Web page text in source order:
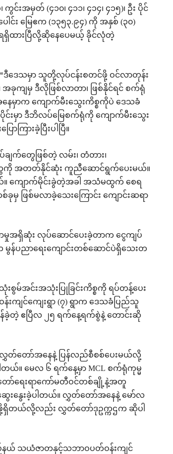
တ် (၄၁၀၊ ၄၁၁၊ ၄၁၄၊ ၄၁၅)၊ ဦး ပိုင်
ါင်း မြေဧက (၁၃၅၃.၉၄) ကို အနှစ် (၃၀)
ရှိထားပြီလို့ဆိုနေပေမယ့် ခိုင်လုံတဲ့
ဒီဒေသမှာ သူတို့လုပ်ငန်းစတင်ဖို့ ဝင်လာတုန်း
ကျမှ ဒီလိုဖြစ်လာတာ၊ ဖြစ်နိုင်ရင် စက်ရုံ
ေမှာက ကျောက်မီးသွေးကိစ္စကိုပဲ ဒေသခံ
မှာ ဒီဘိလပ်မြေစက်ရုံကို ကျောက်မီးသွေး
ားခဲ့ပြီးပါပြီ။
က်တွေဖြစ်တဲ့ လမ်း၊ တံတား၊
ကို အတတ်နိုင်ဆုံး ကူညီဆောင်ရွက်ပေးမယ်။
ကျောက်မိုင်းခွဲတဲ့အခါ အသံမထွက် စေရ
ဖြစ်မလာခဲ့သေးကြောင်း ကျောင်းဆရာ
မှုအရှိဆုံး လုပ်ဆောင်ပေးခဲ့တာက ငွေကျပ်
ပညာရေးကျောင်းတစ်ဆောင်ပဲရှိသေးတ
စွမ်အင်းအသုံးပြုခြင်းကိစ္စကို ရပ်တန့်ပေး
ကျင်ကျေးရွာ (၇) ရွာက ဒေသခံပြည်သူ
ခဲ့တဲ့ ဧပြီလ ၂၅ ရက်နေ့ရက်စွဲနဲ့ တောင်းဆို
တ်တော်အနေနဲ့ ပြန်လည်စီစစ်ပေးမယ်လို့
ယ်။ မေလ ၆ ရက်နေ့မှာ MCL စက်ရုံကုမ္မ
ာ်ရေးရာကော်မတီဝင်တစ်ချို့နဲ့အတူ
နွေးခဲ့ပါတယ်။ လွှတ်တော်အနေနဲ့ မော်လ
ဖို့ရှိတယ်လို့လည်း လွှတ်တော်ဒုဥက္ကဌက ဆိုပါ
ည်နယ် သယံဇာတနှင့်သဘာဝပတ်ဝန်းကျင်